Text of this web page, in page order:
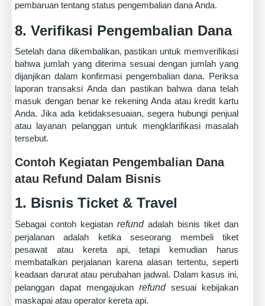
pembaruan tentang status pengembalian dana Anda.
8. Verifikasi Pengembalian Dana
Setelah dana dikembalikan, pastikan untuk memverifikasi
bahwa jumlah yang diterima sesuai dengan jumlah yang
dijanjikan dalam konfirmasi pengembalian dana. Periksa
laporan transaksi Anda dan pastikan bahwa dana telah
masuk dengan benar ke rekening Anda atau kredit kartu
Anda. Jika ada ketidaksesuaian, segera hubungi penjual
atau layanan pelanggan untuk mengklarifikasi masalah
tersebut.
Contoh Kegiatan Pengembalian Dana
atau Refund Dalam Bisnis
1. Bisnis Ticket & Travel
Sebagai contoh kegiatan refundadalah bisnis tiket dan
perjalanan adalah ketika seseorang membeli tiket
pesawat atau kereta api, tetapi kemudian harus
membatalkan perjalanan karena alasan tertentu, seperti
keadaan darurat atau perubahan jadwal. Dalam kasus ini,
pelanggan dapat mengajukan refundsesuai kebijakan
maskapai atau operator kereta api.